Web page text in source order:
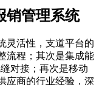
销管理系统
灵活性，支道平台的
流程；其次是集成能
对接；再次是移动
应商的行业经验，深